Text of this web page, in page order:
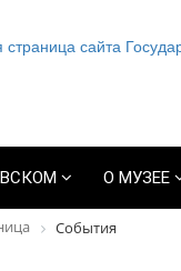
О МУЗЕЕ
События